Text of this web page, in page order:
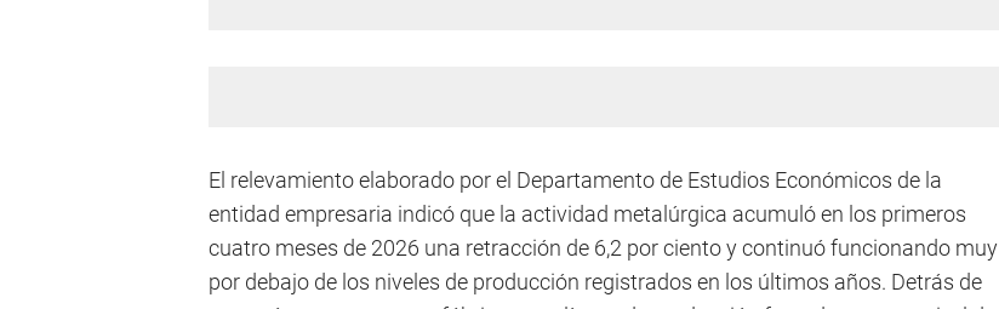
El relevamiento elaborado por el Departamento de Estudios Económicos de la
entidad empresaria indicó que la actividad metalúrgica acumuló en los primeros
cuatro meses de 2026 una retracción de 6,2 por ciento y continuó funcionando muy
por debajo de los niveles de producción registrados en los últimos años. Detrás de